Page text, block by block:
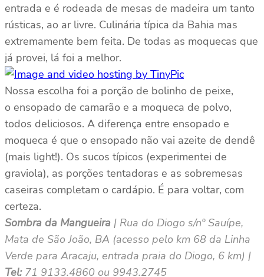
entrada e é rodeada de mesas de madeira um tanto
rústicas, ao ar livre. Culinária típica da Bahia mas
extremamente bem feita. De todas as moquecas que
já provei, lá foi a melhor.
Nossa escolha foi a porção de bolinho de peixe,
o ensopado de camarão e a moqueca de polvo,
todos deliciosos. A diferença entre ensopado e
moqueca é que o ensopado não vai azeite de dendê
(mais light!). Os sucos típicos (experimentei de
graviola), as porções tentadoras e as sobremesas
caseiras completam o cardápio. É para voltar, com
certeza.
Sombra da Mangueira | Rua do Diogo s/nº Sauípe,
Mata de São João, BA (acesso pelo km 68 da Linha
Verde para Aracaju, entrada praia do Diogo, 6 km) |
Tel:71 9133.4860 ou 9943.2745